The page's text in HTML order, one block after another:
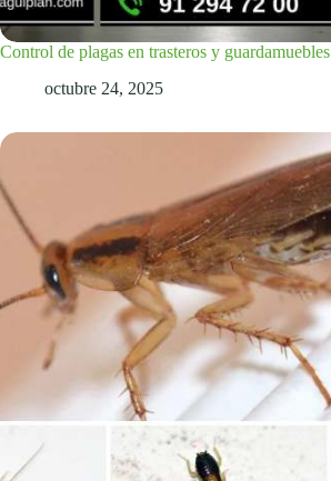
Control de plagas en trasteros y guardamuebles
octubre 24, 2025